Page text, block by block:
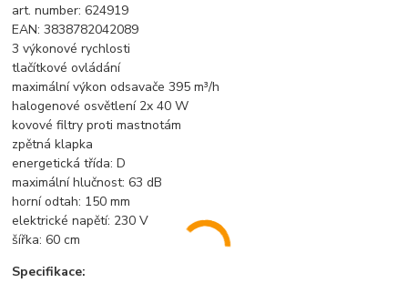
art. number: 624919
EAN: 3838782042089
3 výkonové rychlosti
tlačítkové ovládání
maximální výkon odsavače 395 m³/h
halogenové osvětlení 2x 40 W
kovové filtry proti mastnotám
zpětná klapka
energetická třída: D
maximální hlučnost: 63 dB
horní odtah: 150 mm
elektrické napětí: 230 V
šířka: 60 cm
Specifikace: